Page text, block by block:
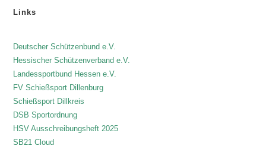
n
Links
Deutscher Schützenbund e.V.
Hessischer Schützenverband e.V.
Landessportbund Hessen e.V.
FV Schießsport Dillenburg
Schießsport Dillkreis
DSB Sportordnung
HSV Ausschreibungsheft 2025
SB21 Cloud